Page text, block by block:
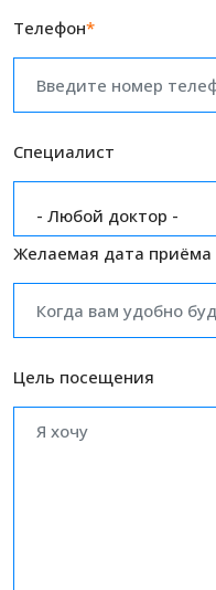
Телефон*
Специалист
- Любой доктор -
Желаемая дата приёма
Цель посещения